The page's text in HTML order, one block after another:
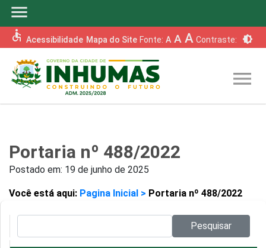
menu
accessible Acessibilidade Mapa do Site Fonte: A A A Contraste: brightness_6
menu
Portaria nº 488/2022
Postado em: 19 de junho de 2025
Você está aqui: Pagina Inicial > Portaria nº 488/2022
Pesquisar